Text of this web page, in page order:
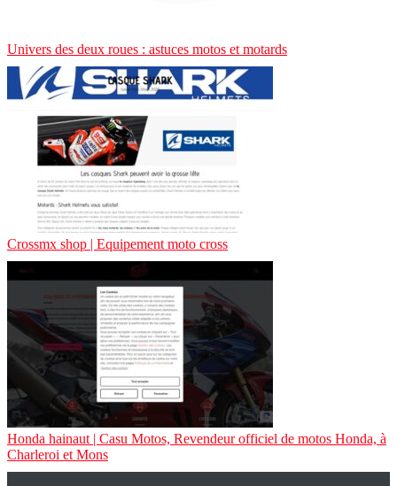
Univers des deux roues : astuces motos et motards
Crossmx shop | Equipement moto cross
Honda hainaut | Casu Motos, Revendeur officiel de motos Honda, à
Charleroi et Mons